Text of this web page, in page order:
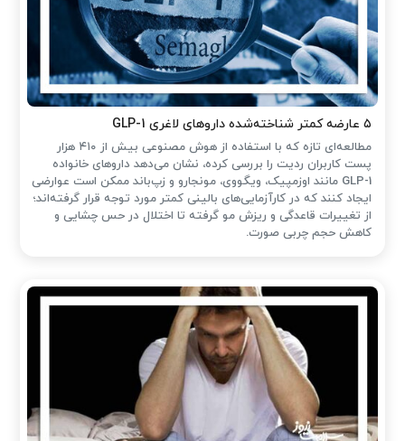
۵ عارضه کمتر شناخته‌شده داروهای لاغری GLP-1
مطالعه‌ای تازه که با استفاده از هوش مصنوعی بیش از ۴۱۰ هزار
پست کاربران ردیت را بررسی کرده، نشان می‌دهد داروهای خانواده
GLP-1 مانند اوزمپیک، ویگووی، مونجارو و زپ‌باند ممکن است عوارضی
ایجاد کنند که در کارآزمایی‌های بالینی کمتر مورد توجه قرار گرفته‌اند؛
از تغییرات قاعدگی و ریزش مو گرفته تا اختلال در حس چشایی و
کاهش حجم چربی صورت.